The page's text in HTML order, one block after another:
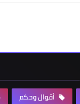
أقوال وحكم